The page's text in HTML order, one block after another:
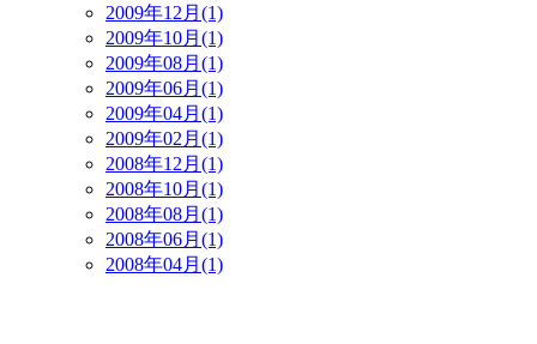
2009年12月(1)
2009年10月(1)
2009年08月(1)
2009年06月(1)
2009年04月(1)
2009年02月(1)
2008年12月(1)
2008年10月(1)
2008年08月(1)
2008年06月(1)
2008年04月(1)